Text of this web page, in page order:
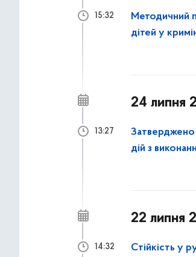
Методичний
дітей у
15:32
24 липня
Затверджено
дій з
13:27
22 липня
Стійкість у
14:32